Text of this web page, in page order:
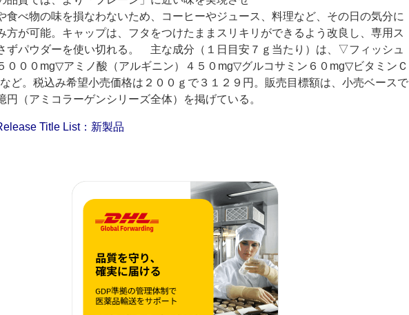
食べ物の味を損なわないため、コーヒーやジュース、料理など、その日の気分に
方が可能。キャップは、フタをつけたままスリキリができるよう改良し、専用ス
ずパウダーを使い切れる。 主な成分（１日目安７ｇ当たり）は、▽フィッシュ
０００mg▽アミノ酸（アルギニン）４５０mg▽グルコサミン６０mg▽ビタミンＣ
ど。税込み希望小売価格は２００ｇで３１２９円。販売目標額は、小売ベースで
円（アミコラーゲンシリーズ全体）を掲げている。
Title List：新製品